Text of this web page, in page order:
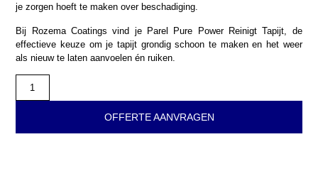
je zorgen hoeft te maken over beschadiging.
Bij Rozema Coatings vind je Parel Pure Power Reinigt Tapijt, de
effectieve keuze om je tapijt grondig schoon te maken en het weer
als nieuw te laten aanvoelen én ruiken.
OFFERTE AANVRAGEN